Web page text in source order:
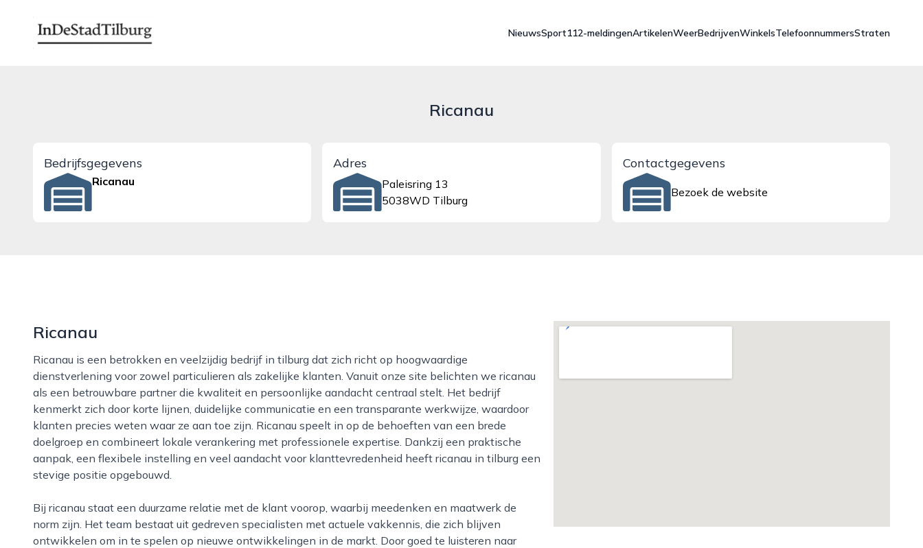
indestadtilburg.nl
NieuwsSport112-meldingenArtikelenWeerBedrijvenWinkelsTelefoonnummersStraten
Ricanau
Bedrijfsgegevens
Ricanau
Adres
Paleisring 13
5038WD Tilburg
Contactgegevens
Bezoek de website
Ricanau
Ricanau is een betrokken en veelzijdig bedrijf in tilburg dat zich richt op hoogwaardige
dienstverlening voor zowel particulieren als zakelijke klanten. Vanuit onze site belichten we ricanau
als een betrouwbare partner die kwaliteit en persoonlijke aandacht centraal stelt. Het bedrijf
kenmerkt zich door korte lijnen, duidelijke communicatie en een transparante werkwijze, waardoor
klanten precies weten waar ze aan toe zijn. Ricanau speelt in op de behoeften van een brede
doelgroep en combineert lokale verankering met professionele expertise. Dankzij een praktische
aanpak, een flexibele instelling en veel aandacht voor klanttevredenheid heeft ricanau in tilburg een
stevige positie opgebouwd.
Bij ricanau staat een duurzame relatie met de klant voorop, waarbij meedenken en maatwerk de
norm zijn. Het team bestaat uit gedreven specialisten met actuele vakkennis, die zich blijven
ontwikkelen om in te spelen op nieuwe ontwikkelingen in de markt. Door goed te luisteren naar